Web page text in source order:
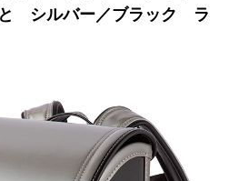
と シルバー／ブラック ラ